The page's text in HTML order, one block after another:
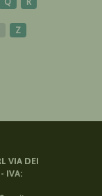
Z
VIA DEI
IVA: